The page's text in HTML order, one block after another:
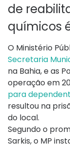
de
químicos
O Ministério
Secretaria
na Bahia, e as
operação em
para
resultou na
do local.
Segundo o
Sarkis, o MP